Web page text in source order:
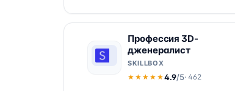
Профессия 3D-
дженералист
SKILLBOX
★★★★★
★★★★★4.9/5· 462